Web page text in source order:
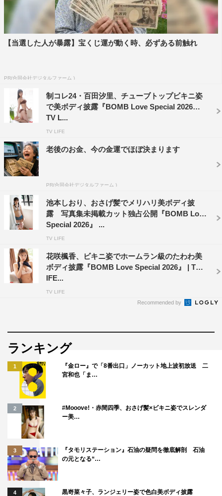
松島かのん
百田汐里
池本しおり
書誌情報
BOMB Love Special 2026
定価：本体1,500円＋税（税込1,650円）
発売日：2026年5月26日（火）
判型：A4ワイド判
電子版：なし
ボム公式webサイト『BOMBweb』：
＜購入はコチラ＞
Amazon：
https://amzn.to/3PGNDvy
HMV&BOOKS online：
https://www.hmv.co.jp/product/detail/16826752
【当選した人が暴露】宝くじ運が動く時、必ずある前触れ
PR(合同会社デジタルファーム )
制コレ24・百田汐里、チューブトップビキニ姿
で美ボディ披露『BOMB Love Special 2026』 |
TV L...
TV LIFE
老後のお金、今の金運でほぼ決まります
PR(合同会社デジタルファーム )
池本しおり、おさげ髪でメリハリ美ボディ披
露 写真集未掲載カット独占公開『BOMB Love
Special 2026』 ...
TV LIFE
花咲楓香、ビキニ姿でホームラン級のたわわ美
ボディ披露『BOMB Love Special 2026』 | TV L
IFE...
TV LIFE
Recommended by
ランキング
1
『金ロー』で「8番出口」ノーカット地上波初放送 二
宮和也「ま…
2
#Mooove!・赤間四季、おさげ髪×ビキニ姿でスレンダ
ー美…
3
『タモリステーション』石油の疑問を徹底解剖 石油
の元となる“…
4 黒嵜菜々子、ランジェリー姿で色白美ボディ披露